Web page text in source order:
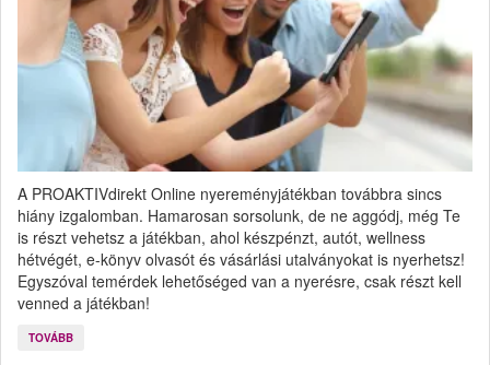
A PROAKTIVdirekt Online nyereményjátékban továbbra sincs
hiány izgalomban. Hamarosan sorsolunk, de ne aggódj, még Te
is részt vehetsz a játékban, ahol készpénzt, autót, wellness
hétvégét, e-könyv olvasót és vásárlási utalványokat is nyerhetsz!
Egyszóval temérdek lehetőséged van a nyerésre, csak részt kell
venned a játékban!
TOVÁBB